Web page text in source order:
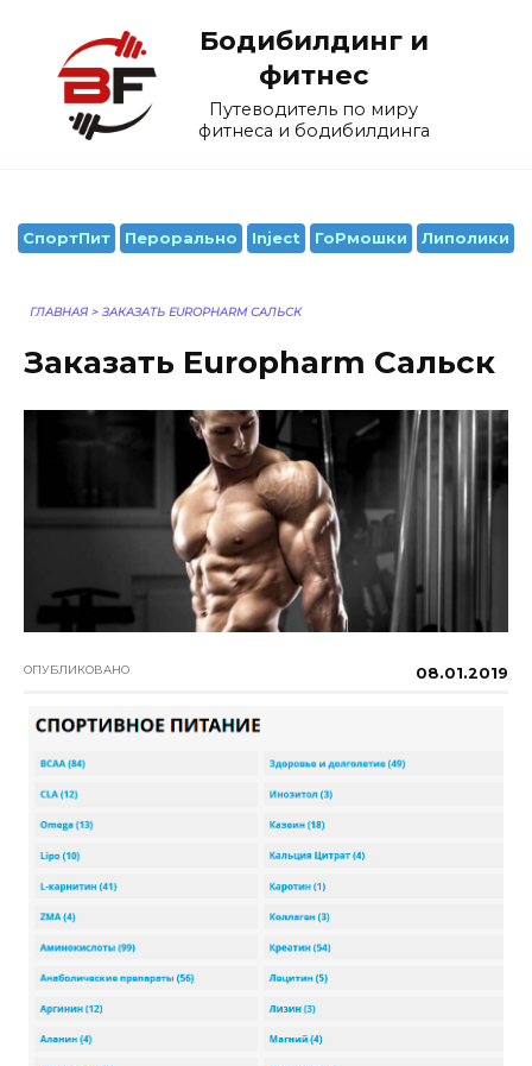
содержанию
Бодибилдинг и
фитнес
Путеводитель по миру
фитнеса и бодибилдинга
СпортПит Перорально Inject ГоРмошки Липолики
ГЛАВНАЯ > ЗАКАЗАТЬ EUROPHARM САЛЬСК
Заказать Europharm Сальск
ОПУБЛИКОВАНО 08.01.2019